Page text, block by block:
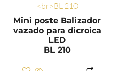
Mini poste Balizador
vazado para dicroica
LED
BL 210